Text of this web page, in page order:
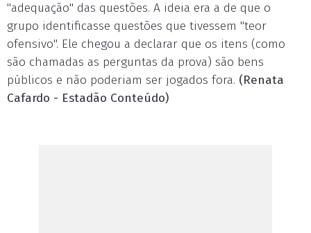
"adequação" das questões. A ideia era a de que o
grupo identificasse questões que tivessem "teor
ofensivo". Ele chegou a declarar que os itens (como
são chamadas as perguntas da prova) são bens
públicos e não poderiam ser jogados fora. (Renata
Cafardo - Estadão Conteúdo)